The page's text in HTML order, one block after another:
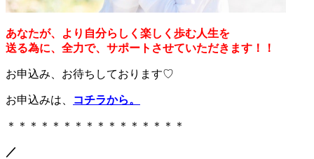
あなたが、より自分らしく楽しく歩む人生を
送る為に、全力で、サポートさせていただきます！！
お申込み、お待ちしております♡
お申込みは、 コチラから。
＊＊＊＊＊＊＊＊＊＊＊＊＊＊＊＊
／